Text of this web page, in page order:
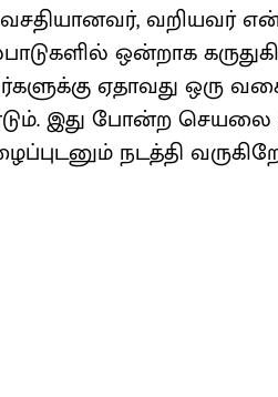
வறியவர்
ஒன்றாக
ஏதாவது ஒரு
இது போன்ற செயலை
நடத்தி